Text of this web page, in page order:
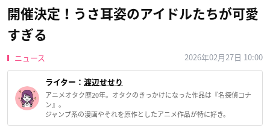
開催決定！うさ耳姿のアイドルたちが可愛
すぎる
ニュース 2026年02月27日 10:00
ライター： 渡辺せせり
アニメオタク歴20年。オタクのきっかけになった作品は『名探偵コナ
ン』。
ジャンプ系の漫画やそれを原作としたアニメ作品が特に好き。